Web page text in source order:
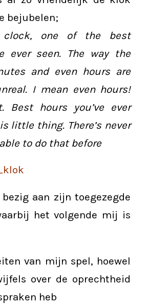
bejubelen;
clock, one of the best
ever seen. The way the
and even hours are
I mean even hours!
Best hours you’ve ever
little thing. There’s never
to do that before
aan zijn toegezegde
het volgende mij is
van mijn spel, hoewel
over de oprechtheid
heb